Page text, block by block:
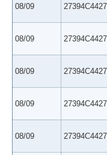
08/09
08/09
08/09
08/09
08/09